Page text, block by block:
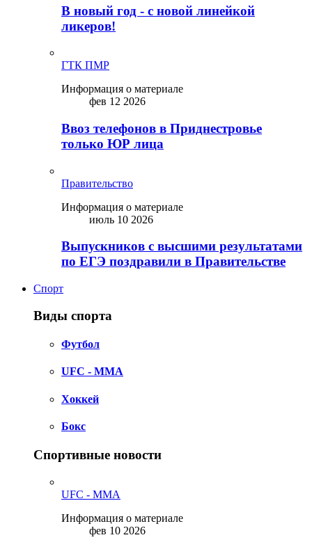
В новый год - с новой линейкой
ликepoв!
ГТК ПМР
Информация о материале
фев 12 2026
Ввоз телефонов в Приднестровье
только ЮР лица
Правительство
Информация о материале
июль 10 2026
Выпускников с высшими результатами
по ЕГЭ поздравили в Правительстве
Спорт
Виды спорта
Футбол
UFC - MMA
Хоккей
Бокс
Спортивные новости
UFC - MMA
Информация о материале
фев 10 2026